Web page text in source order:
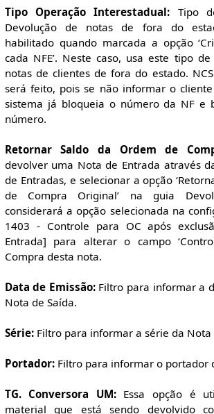
Tipo Operação Interestadual: Tipo
Devolução de notas de fora do
habilitado quando marcada a opção
cada NFE’. Neste caso, usa este tipo
notas de clientes de fora do estado.
será feito, pois se não informar o
sistema já bloqueia o número da NF e
número.
Retornar Saldo da Ordem de
devolver uma Nota de Entrada através
de Entradas, e selecionar a opção
de Compra Original’ na guia
considerará a opção selecionada na
1403 - Controle para OC após
Entrada] para alterar o campo
Compra desta nota.
Data de Emissão:Filtro para informar a
Nota de Saída.
Série:Filtro para informar a série da Nota
Portador:Filtro para informar o portador
TG. Conversora UM:Essa opção é
material que está sendo devolvido